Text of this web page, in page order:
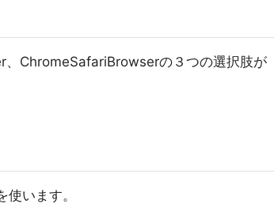
ChromeSafariBrowserの３つの選択肢が
います。